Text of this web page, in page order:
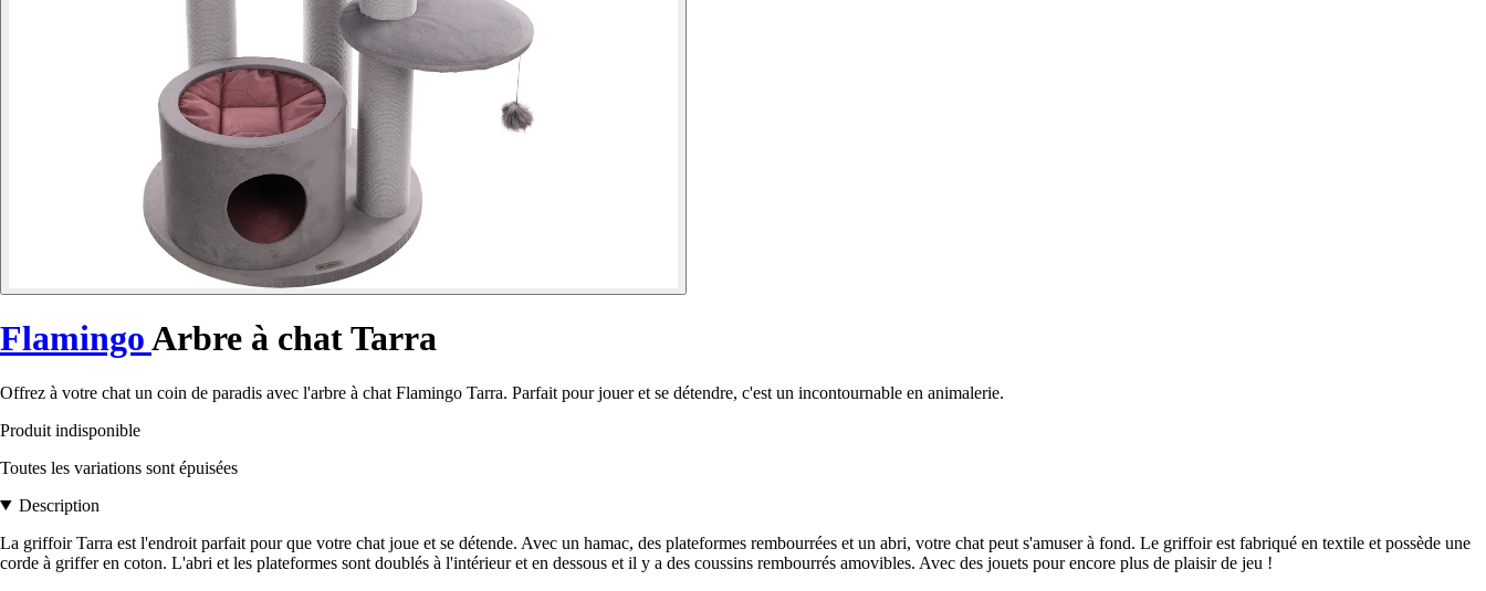
FlamingoArbre à chat Tarra
Offrez à votre chat un coin de paradis avec l'arbre à chat Flamingo Tarra. Parfait pour jouer et se détendre, c'est un incontournable en animalerie.
Produit indisponible
Toutes les variations sont épuisées
Description
La griffoir Tarra est l'endroit parfait pour que votre chat joue et se détende. Avec un hamac, des plateformes rembourrées et un abri, votre chat peut s'amuser à fond. Le griffoir est fabriqué en textile et possède une
corde à griffer en coton. L'abri et les plateformes sont doublés à l'intérieur et en dessous et il y a des coussins rembourrés amovibles. Avec des jouets pour encore plus de plaisir de jeu !